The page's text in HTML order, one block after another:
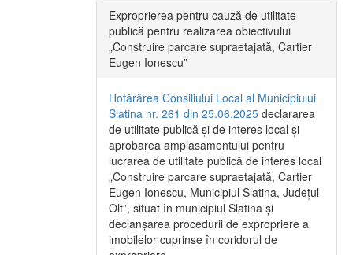
Exproprierea pentru cauză de utilitate
publică pentru realizarea obiectivului
„Construire parcare supraetajată, Cartier
Eugen Ionescu”
Hotărârea Consiliului Local al Municipiului
Slatina nr. 261 din 25.06.2025 declararea
de utilitate publică și de interes local și
aprobarea amplasamentului pentru
lucrarea de utilitate publică de interes local
„Construire parcare supraetajată, Cartier
Eugen Ionescu, Municipiul Slatina, Județul
Olt”, situat în municipiul Slatina și
declanșarea procedurii de expropriere a
imobilelor cuprinse în coridorul de